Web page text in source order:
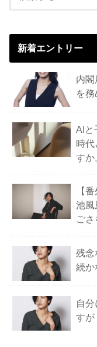
新着エントリー
内
を
AIと
時
すか
【
池風
ご
残念
続か
自
すが